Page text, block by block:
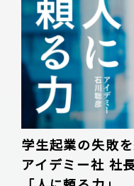
学生起業の失敗
アイデミー社 社